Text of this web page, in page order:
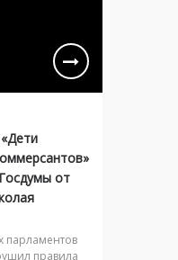
от
парламентов
правила